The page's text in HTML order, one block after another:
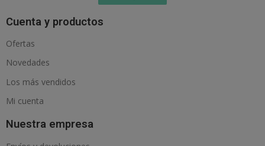
Cuenta y productos
Ofertas
Novedades
Los más vendidos
Mi cuenta
Nuestra empresa